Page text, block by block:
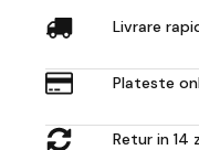
Livrare
Plateste
Retur in 14